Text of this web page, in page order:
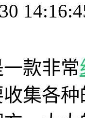
一款非常
集各